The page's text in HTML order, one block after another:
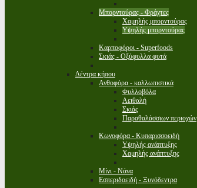
Μπορντούρας - Φράχτες
Χαμηλής μπορντούρας
Υψηλής μπορντούρας
Καρποφόροι - Superfoods
Σκιάς - Οξύφυλλα φυτά
Δέντρα κήπου
Ανθοφόρα - καλλωπιστικά
Φυλλοβόλα
Αειθαλή
Σκιάς
Παραθαλάσσιων περιοχών
Κωνοφόρα - Κυπαρισσοειδή
Υψηλής ανάπτυξης
Χαμηλής ανάπτυξης
Μίνι - Νάνα
Εσπεριδοειδή - Ξυνόδεντρα